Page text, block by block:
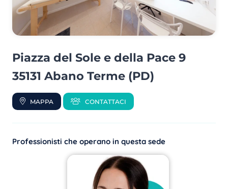
Piazza del Sole e della Pace 9
35131 Abano Terme (PD)
MAPPA CONTATTACI
Professionisti che operano in questa sede